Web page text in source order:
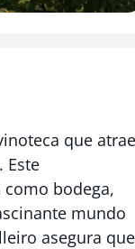
que atrae
Este
bodega,
mundo
asegura que